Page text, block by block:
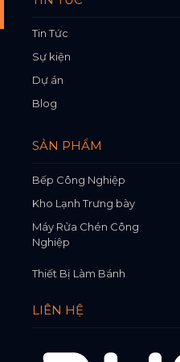
Tin Tức
Sự kiện
Dự án
Blog
SẢN PHẨM
Bếp Công Nghiệp
Kho Lạnh Trưng bày
Máy Rửa Chén Công
Nghiệp
Thiết Bị Làm Bánh
LIÊN HỆ